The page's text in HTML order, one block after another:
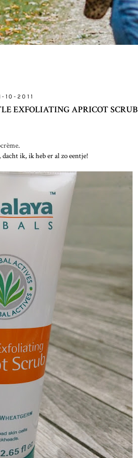
10-2011
EXFOLIATING APRICOT SCRUB
.
ik, ik heb er al zo eentje!